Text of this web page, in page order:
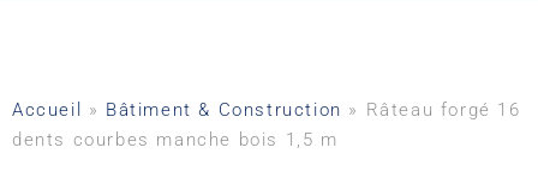
Accueil » Bâtiment & Construction » Râteau forgé 16
dents courbes manche bois 1,5 m